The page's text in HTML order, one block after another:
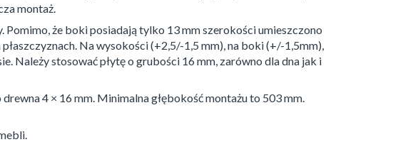
montaż.
że boki posiadają tylko 13 mm szerokości umieszczono
Na wysokości (+2,5/-1,5 mm), na boki (+/-1,5mm),
Należy stosować płytę o grubości 16 mm, zarówno dla dna jak i
4 × 16 mm. Minimalna głębokość montażu to 503 mm.